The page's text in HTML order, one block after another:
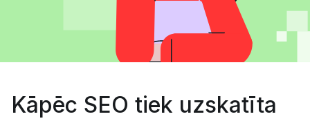
Kāpēc SEO tiek uzskatīta